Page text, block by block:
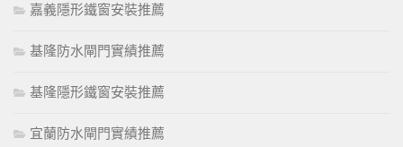
嘉義隱形鐵窗安裝推薦
基隆防水閘門實績推薦
基隆隱形鐵窗安裝推薦
宜蘭防水閘門實績推薦